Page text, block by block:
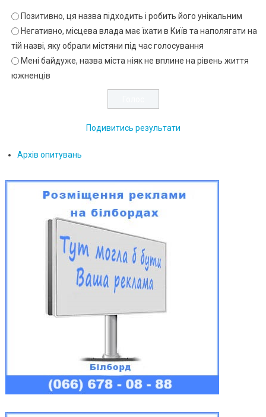
Позитивно, ця назва підходить і робить його унікальним
Негативно, місцева влада має їхати в Київ та наполягати на
тій назві, яку обрали містяни під час голосування
Мені байдуже, назва міста ніяк не вплине на рівень життя
южненців
Подивитись результати
Архів опитувань